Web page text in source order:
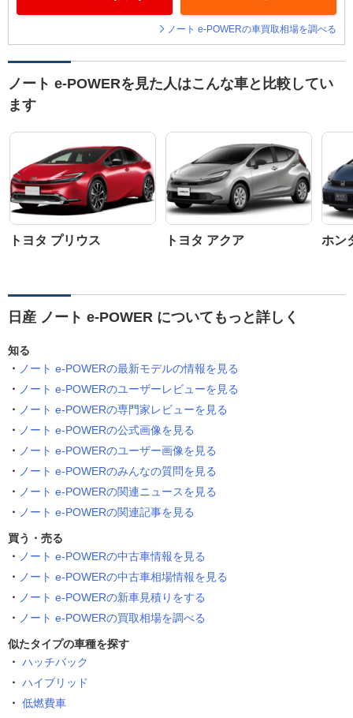
ノート e-POWERの車買取相場を調べる
ノート e-POWERを見た人はこんな車と比較してい
ます
トヨタ プリウス トヨタ アクア ホン
日産 ノート e-POWER についてもっと詳しく
知る
ノート e-POWERの最新モデルの情報を見る
ノート e-POWERのユーザーレビューを見る
ノート e-POWERの専門家レビューを見る
ノート e-POWERの公式画像を見る
ノート e-POWERのユーザー画像を見る
ノート e-POWERのみんなの質問を見る
ノート e-POWERの関連ニュースを見る
ノート e-POWERの関連記事を見る
買う・売る
ノート e-POWERの中古車情報を見る
ノート e-POWERの中古車相場情報を見る
ノート e-POWERの新車見積りをする
ノート e-POWERの買取相場を調べる
似たタイプの車種を探す
ハッチバック
ハイブリッド
低燃費車